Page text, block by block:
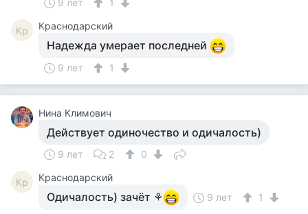
9 лет 1
Кр Краснодарский
Надежда умерает последней
9 лет 1
Нина Климович
Действует одиночество и одичалость)
9 лет 2 0
Кр Краснодарский
Одичалость) зачёт ⚘ 9 лет 1